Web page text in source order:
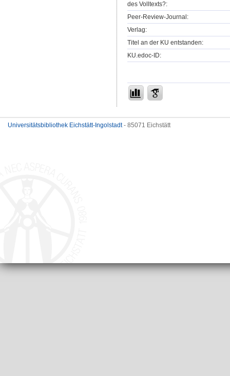
des Volltexts?:
Peer-Review-Journal:
Verlag:
Titel an der KU entstanden:
KU.edoc-ID:
Universitätsbibliothek Eichstätt-Ingolstadt- 85071 Eichstätt